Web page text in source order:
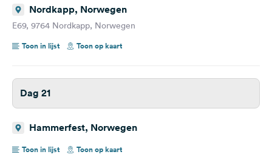
Nordkapp, Norwegen
E69, 9764 Nordkapp, Norwegen
Toon in lijst
Toon op kaart
Dag 21
Hammerfest, Norwegen
Toon in lijst Toon op kaart